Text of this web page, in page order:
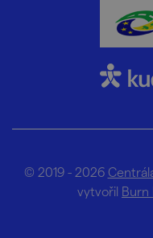
© 2019 - 2026
vytvořil Burn